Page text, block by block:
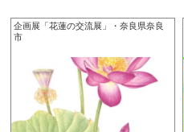
企画展「花蓮の交流展」・奈良県奈良
市